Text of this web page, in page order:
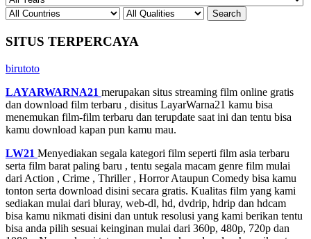
SITUS TERPERCAYA
birutoto
LAYARWARNA21 merupakan situs streaming film online gratis
dan download film terbaru , disitus LayarWarna21 kamu bisa
menemukan film-film terbaru dan terupdate saat ini dan tentu bisa
kamu download kapan pun kamu mau.
LW21 Menyediakan segala kategori film seperti film asia terbaru
serta film barat paling baru , tentu segala macam genre film mulai
dari Action , Crime , Thriller , Horror Ataupun Comedy bisa kamu
tonton serta download disini secara gratis. Kualitas film yang kami
sediakan mulai dari bluray, web-dl, hd, dvdrip, hdrip dan hdcam
bisa kamu nikmati disini dan untuk resolusi yang kami berikan tentu
bisa anda pilih sesuai keinginan mulai dari 360p, 480p, 720p dan